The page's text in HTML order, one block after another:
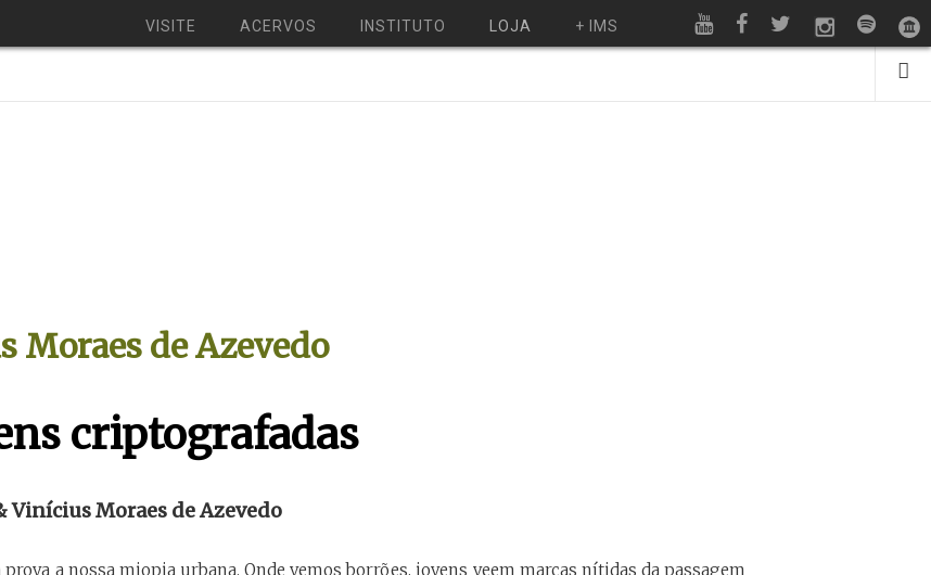
VISITE ACERVOS INSTITUTO LOJA + IMS
Moraes de Azevedo
criptografadas
Vinícius Moraes de Azevedo
a nossa miopia urbana. Onde vemos borrões, jovens veem marcas nítidas da passagem